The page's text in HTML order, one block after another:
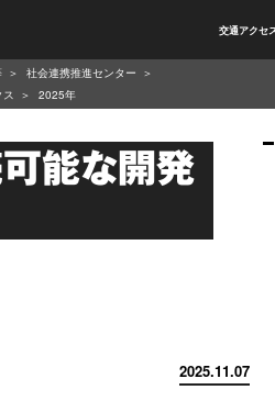
交通アクセ
能な開発
2025.11.07
社会連携推進センター
ス 2025年